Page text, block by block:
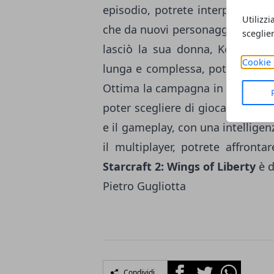
Cookie
episodio, potrete interpretare
che da nuovi personaggi. E' il
lasciò la sua donna, Kerrigan
lunga e complessa, potrete
Ottima la campagna in
poter scegliere di giocare con
e il gameplay, con una
il multiplayer, potrete
Starcraft 2: Wings of Liberty è
Pietro Gugliotta
FacebookTwitterWhatsapp